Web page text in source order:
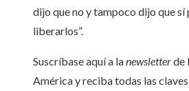
dijo que no y tampoco dijo que sí
liberarlos”.
Suscríbase aquí a lanewsletterde
América y reciba todas las claves